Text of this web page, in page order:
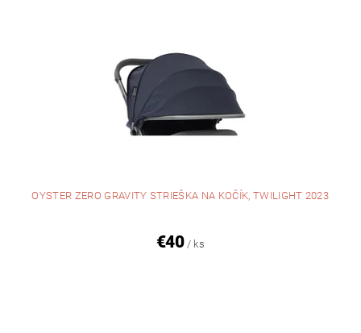
OYSTER ZERO GRAVITY STRIEŠKA NA KOČÍK, TWILIGHT 2023
€40 / ks